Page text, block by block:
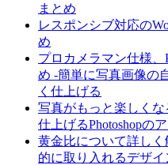
まとめ
レスポンシブ対応の
め
プロカメラマン仕様、
め -簡単に写真画像の
く仕上げる
写真がもっと楽しく
仕上げるPhotoshopの
黄金比について詳し
的に取り入れるデザ